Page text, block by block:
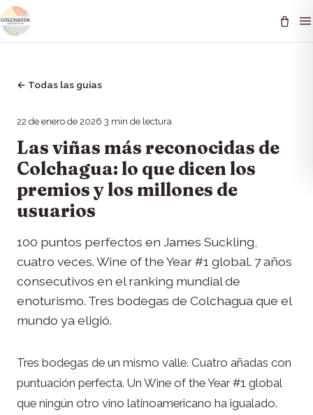
← Todas las guías
22 de enero de 2026·3 min de lectura
Las viñas más reconocidas de
Colchagua: lo que dicen los
premios y los millones de
usuarios
100 puntos perfectos en James Suckling,
cuatro veces. Wine of the Year #1 global. 7 años
consecutivos en el ranking mundial de
enoturismo. Tres bodegas de Colchagua que el
mundo ya eligió.
Tres bodegas de un mismo valle. Cuatro añadas con
puntuación perfecta. Un Wine of the Year #1 global
que ningún otro vino latinoamericano ha igualado.